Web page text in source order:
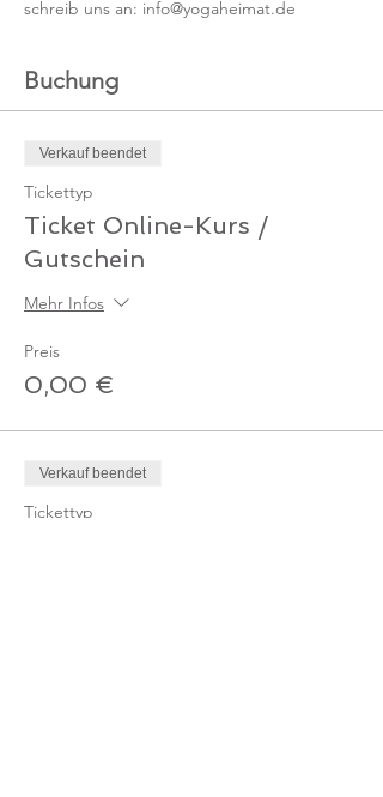
schreib uns an: info@yogaheimat.de
Buchung
Verkauf beendet
Tickettyp
Ticket Online-Kurs /
Gutschein
Mehr Infos
Preis
0,00 €
Verkauf beendet
Tickettyp